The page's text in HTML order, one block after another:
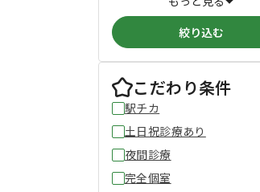
絞り込む
こだわり条件
駅チカ
土日祝診療あり
夜間診療
完全個室